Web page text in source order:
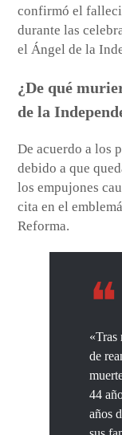
confirmó el
durante las
el Ángel de la
¿De qué
de la
De acuerdo a los
debido a que
los empujones
cita en el
Reforma.
«Tras
de
44
años